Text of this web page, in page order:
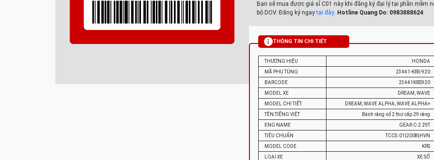
Bạn sẽ mua được giá sỉ C01 này khi đăng ký đại lý tại phần mềm
bộ DOV. Đăng ký ngaytại đây. Hotline Quang Do: 0983888624
THÔNG TIN CHI TIẾT
THƯƠNG HIỆU
HONDA
MÃ PHỤ TÙNG
23441-KRS-920
BARCODE
23441KRS920
MODEL XE
DREAM, WAVE
MODEL CHI TIẾT
DREAM, WAVE ALPHA, WAVE ALPHA+
TÊN TIẾNG VIỆT
Bánh răng số 2 thứ cấp 29 răng
ENG NAME
GEAR C-2 29T
TIÊU CHUẨN
TCCS: 01|2008|HVN
MODEL CODE
KRS
LOẠI XE
XE SỐ